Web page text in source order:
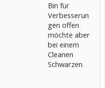
Bin für
Verbesserun
gen offen
möchte aber
bei einem
Cleanen
Schwarzen